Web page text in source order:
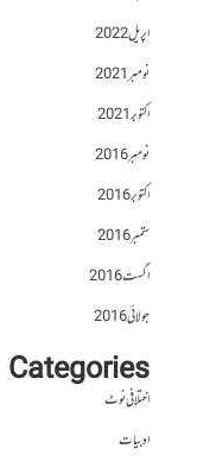
اپریل 2022
نومبر 2021
اکتوبر 2021
نومبر 2016
اکتوبر 2016
ستمبر 2016
اگست 2016
جولائی 2016
Categories
اختلافی نوٹ
ادبیات